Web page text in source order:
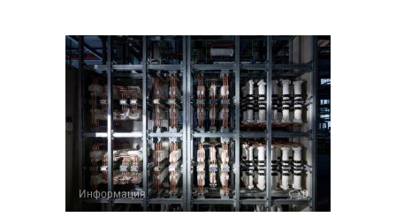
Информация 0